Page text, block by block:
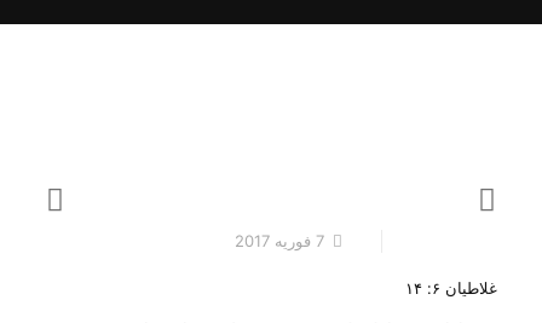
7 فوریه 2017
غلاطیان ۶: ۱۴